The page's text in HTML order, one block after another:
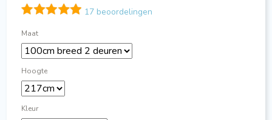
17 beoordelingen
Maat
Hoogte
Kleur